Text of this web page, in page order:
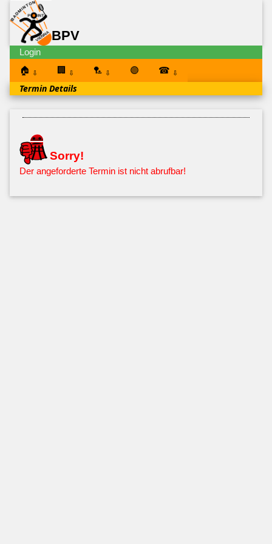
BPV
Login
🏠
⇩ 🏢 ⇩ 🏸 ⇩ 🟣 ☎ ⇩
Termin Details
Sorry!
Der angeforderte Termin ist nicht abrufbar!